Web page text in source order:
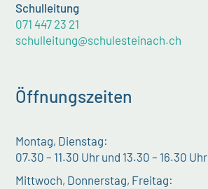
Schulleitung
071 447 23 21
schulleitung@schulesteinach.ch
Öffnungszeiten
Montag, Dienstag:
07.30 – 11.30 Uhr und 13.30 – 16.30 Uhr
Mittwoch, Donnerstag, Freitag: